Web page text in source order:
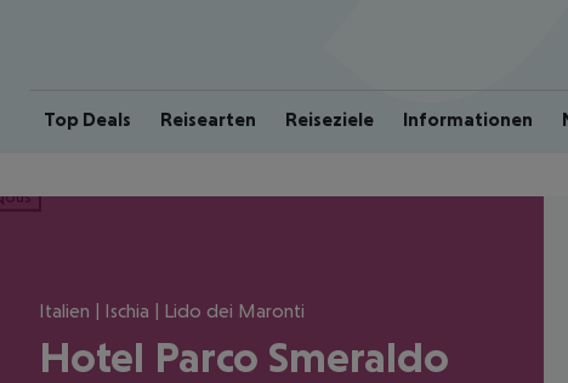
Top Deals Reisearten Reiseziele Informationen
Italien | Ischia | Lido dei Maronti
Hotel Parco Smeraldo